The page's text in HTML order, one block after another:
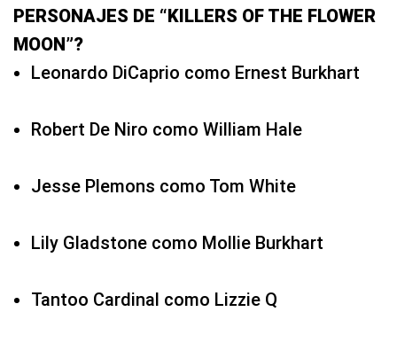
PERSONAJES DE “KILLERS OF THE FLOWER
MOON”?
Leonardo DiCaprio como Ernest Burkhart
Robert De Niro como William Hale
Jesse Plemons como Tom White
Lily Gladstone como Mollie Burkhart
Tantoo Cardinal como Lizzie Q